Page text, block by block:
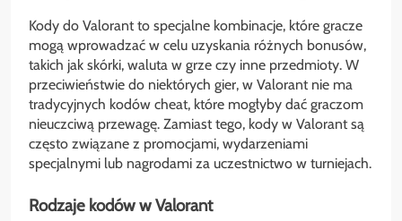
Kody do Valorant to specjalne kombinacje, które gracze
mogą wprowadzać w celu uzyskania różnych bonusów,
takich jak skórki, waluta w grze czy inne przedmioty. W
przeciwieństwie do niektórych gier, w Valorant nie ma
tradycyjnych kodów cheat, które mogłyby dać graczom
nieuczciwą przewagę. Zamiast tego, kody w Valorant są
często związane z promocjami, wydarzeniami
specjalnymi lub nagrodami za uczestnictwo w turniejach.
Rodzaje kodów w Valorant